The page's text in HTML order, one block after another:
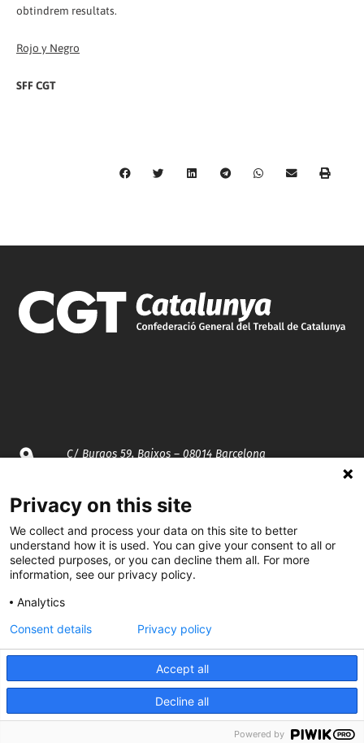
obtindrem resultats.
Rojo y Negro
SFF CGT
C/ Burgos 59, Baixos – 08014 Barcelona
spcgtcatalunya.cat
935 120 481
@CGTCatalunya
CGTCatalunya
cgtcatalunya
Privacy on this site
We collect and process your data on this site to better
understand how it is used. You can give your consent to all or
selected purposes, or you can decline them all. For more
information, see our privacy policy.
Analytics
Accept all
Decline all
Consent details Privacy policy
Powered by